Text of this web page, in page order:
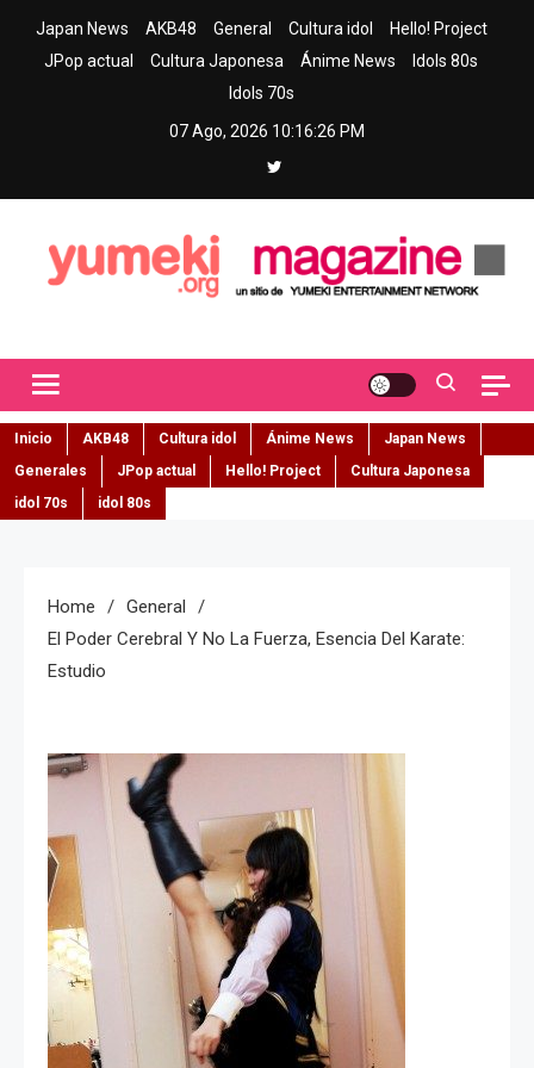
Japan News AKB48 General Cultura idol
Hello! Project
JPop actual
Cultura Japonesa Ánime News
Idols 80s
Idols 70s
07 Ago, 2026 10:16:27 PM
Inicio AKB48 Cultura idol Ánime News
Japan News
Generales
JPop actual Hello! Project
Cultura Japonesa
idol 70s
idol 80s
Home
General
El Poder Cerebral Y No La Fuerza, Esencia Del Karate:
Estudio